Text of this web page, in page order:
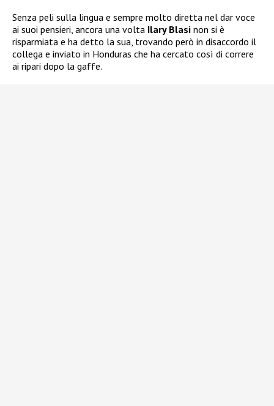
Senza peli sulla lingua e sempre molto diretta nel dar voce
ai suoi pensieri, ancora una volta Ilary Blasi non si è
risparmiata e ha detto la sua, trovando però in disaccordo il
collega e inviato in Honduras che ha cercato così di correre
ai ripari dopo la gaffe.